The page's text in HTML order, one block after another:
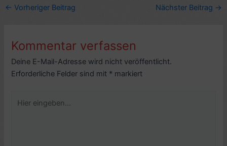
← Vorheriger Beitrag Nächster Beitrag →
Kommentar verfassen
Deine E-Mail-Adresse wird nicht veröffentlicht.
Erforderliche Felder sind mit * markiert
eingeben…